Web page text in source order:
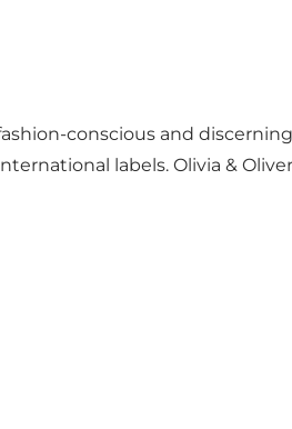
con­scious and
labels. Olivia &